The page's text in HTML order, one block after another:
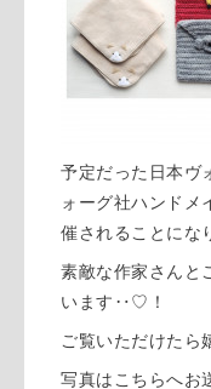
予定だった日本ヴ
ォーグ社ハンドメ
催されることにな
素敵な作家さんと
います‥♡！
ご覧いただけたら
写真はこちらへお